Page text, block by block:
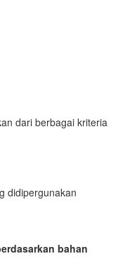
dari berbagai kriteria
didipergunakan
bahan